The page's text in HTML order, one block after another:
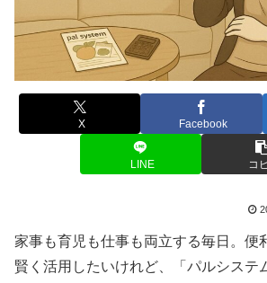
X Facebook
LINE コ
家事も育児も仕事も両立する毎日。便
賢く活用したいけれど、「パルシステ